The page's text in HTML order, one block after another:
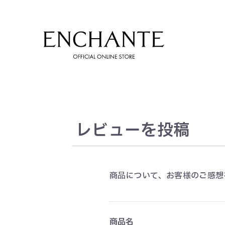
レビューを投稿
商品について、お客様のご感想
商品名